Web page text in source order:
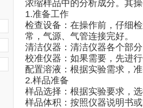
浓缩样品中的分析成分。其
1.准备工作
检查设备：在操作前，仔细
常，气源、气管连接完好。
清洁仪器：清洁仪器各个部
校准仪器：如果需要，先进
配置溶液：根据实验需求，
2.样品准备
样品选择：根据实验要求，
样品体积：按照仪器说明书